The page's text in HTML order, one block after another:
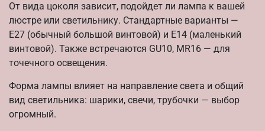
От вида цоколя зависит, подойдет ли лампа к вашей
люстре или светильнику. Стандартные варианты —
E27 (обычный большой винтовой) и E14 (маленький
винтовой). Также встречаются GU10, MR16 — для
точечного освещения.
Форма лампы влияет на направление света и общий
вид светильника: шарики, свечи, трубочки — выбор
огромный.